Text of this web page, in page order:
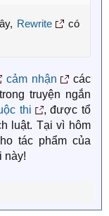
nhận của bạn
6, nếu bạn
xu thì vui lòng
này nhé! ^^
Rewrite
có
cảm nhận
các
truyện ngắn
thi
, được tổ
luật. Tại vì hôm
tác phẩm của
này!